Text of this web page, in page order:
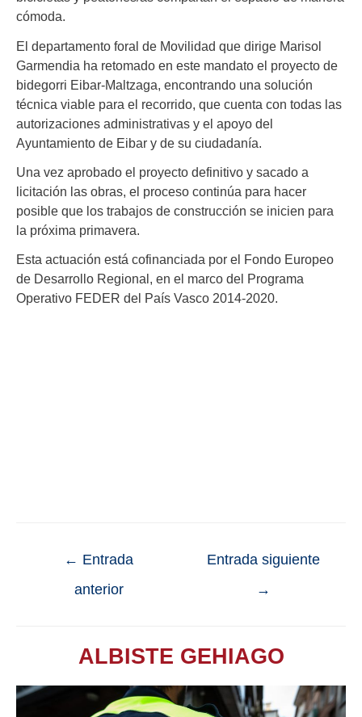
cómoda.
El departamento foral de Movilidad que dirige Marisol
Garmendia ha retomado en este mandato el proyecto de
bidegorri Eibar-Maltzaga, encontrando una solución
técnica viable para el recorrido, que cuenta con todas las
autorizaciones administrativas y el apoyo del
Ayuntamiento de Eibar y de su ciudadanía.
Una vez aprobado el proyecto definitivo y sacado a
licitación las obras, el proceso continúa para hacer
posible que los trabajos de construcción se inicien para
la próxima primavera.
Esta actuación está cofinanciada por el Fondo Europeo
de Desarrollo Regional, en el marco del Programa
Operativo FEDER del País Vasco 2014-2020.
← Entrada
anterior
Entrada siguiente
→
ALBISTE GEHIAGO